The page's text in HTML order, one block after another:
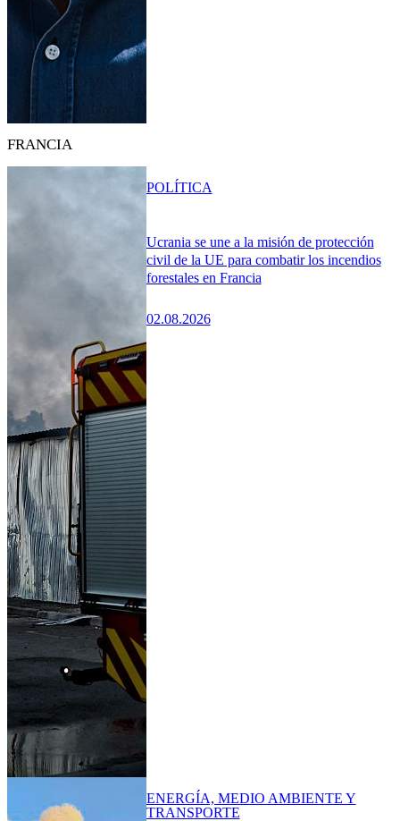
FRANCIA
Ucrania se une a la misión de protección
civil de la UE para combatir los incendios
forestales en Francia
02.08.2026
POLÍTICA
ENERGÍA, MEDIO AMBIENTE Y
TRANSPORTE